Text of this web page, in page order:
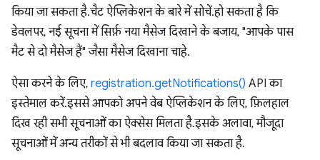
किया जा सकता है. चैट ऐप्लिकेशन के बारे में सोचें. हो सकता है कि
डेवलपर, नई सूचना में सिर्फ़ नया मैसेज दिखाने के बजाय, "आपके पास
मैट से दो मैसेज हैं" जैसा मैसेज दिखाना चाहे.
ऐसा करने के लिए, registration.getNotifications() API का
इस्तेमाल करें. इससे आपको अपने वेब ऐप्लिकेशन के लिए, फ़िलहाल
दिख रही सभी सूचनाओं का ऐक्सेस मिलता है. इसके अलावा, मौजूदा
सूचनाओं में अन्य तरीकों से भी बदलाव किया जा सकता है.